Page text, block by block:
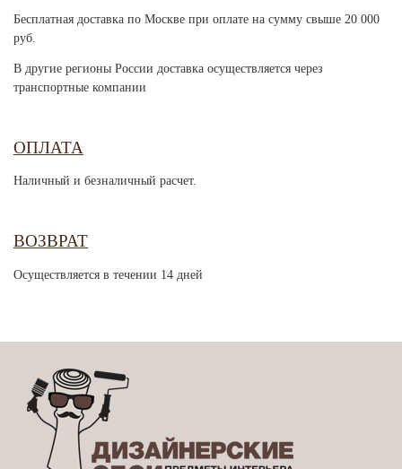
Бесплатная доставка по Москве при оплате на сумму свыше 20 000
руб.
В другие регионы России доставка осуществляется через
транспортные компании
ОПЛАТА
Наличный и безналичный расчет.
ВОЗВРАТ
Осуществляется в течении 14 дней